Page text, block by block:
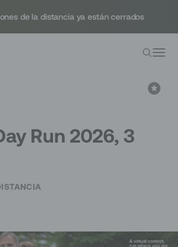
ya están cerrados
de la distancia ya están cerrados
Run 2026, 3